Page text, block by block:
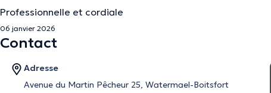
Professionnelle et cordiale
06 janvier 2026
Contact
Adresse
Avenue du Martin Pêcheur 25, Watermael-Boitsfort